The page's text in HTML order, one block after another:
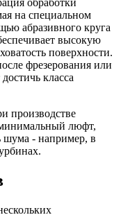
на специальном
абразивного круга
высокую
поверхности.
фрезерования или
класса
производстве
минимальный люфт,
шума - например, в